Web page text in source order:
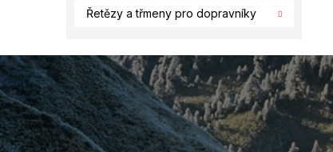
Řetězy a třmeny pro dopravníky
Z
á
p
a
t